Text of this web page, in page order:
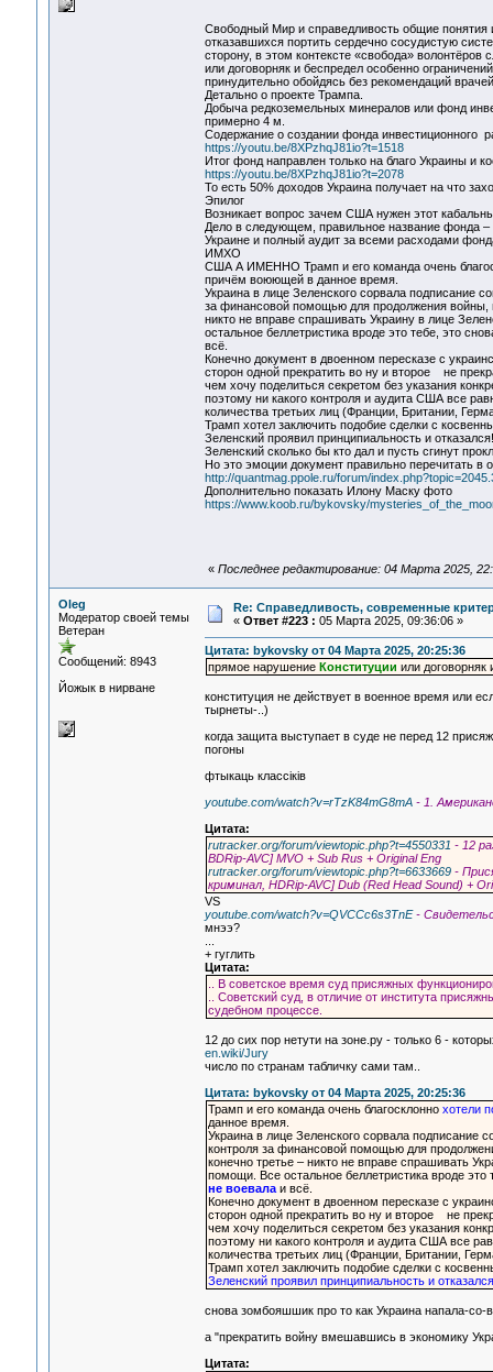
Свободный Мир и справедливость общие понятия
отказавшихся портить сердечно сосудистую
сторону, в этом контексте «свобода»
или договорняк и беспредел особенно
принудительно обойдясь без рекомендаций
Детально о проекте Трампа.
Добыча редкоземельных минералов или фонд
примерно 4 м.
Содержание о создании фонда инвестиционного
https://youtu.be/8XPzhqJ81io?t=1518
Итог фонд направлен только на благо Украины и
https://youtu.be/8XPzhqJ81io?t=2078
То есть 50% доходов Украина получает на что
Эпилог
Возникает вопрос зачем США нужен этот
Дело в следующем, правильное название фонда
Украине и полный аудит за всеми расходами
ИМХО
США А ИМЕННО Трамп и его команда очень
причём воюющей в данное время.
Украина в лице Зеленского сорвала подписание
за финансовой помощью для продолжения войны,
никто не вправе спрашивать Украину в лице
остальное беллетристика вроде это тебе, это
всё.
Конечно документ в двоенном пересказе с
сторон одной прекратить во ну и второе не
чем хочу поделиться секретом без указания
поэтому ни какого контроля и аудита США все
количества третьих лиц (Франции, Британии,
Трамп хотел заключить подобие сделки с
Зеленский проявил принципиальность и
Зеленский сколько бы кто дал и пусть сгинут
Но это эмоции документ правильно перечитать
http://quantmag.ppole.ru/forum/
Дополнительно показать Илону Маску фото
https://www.koob.ru/bykovsky/
« Последнее редактирование: 04 Марта 2025,
Oleg
Модератор своей темы
Ветеран
Сообщений: 8943
Йожык в нирване
Re: Справедливость, современные
« Ответ #223 : 05 Марта 2025, 09:36:06 »
Цитата: bykovsky от 04 Марта 2025, 20:25:36
прямое нарушение Конституции или договорняк
конституция не действует в военное время или
тырнеты-..)
когда защита выступает в суде не перед 12
погоны
фтыкаць классiкiв
youtube.com/watch?v=rTzK84mG8mA - 1.
Цитата:
rutracker.org/forum/viewtopic.php?t=4550331 - 12
BDRip-AVC] MVO + Sub Rus + Original Eng
rutracker.org/forum/viewtopic.php?t=6633669 -
криминал, HDRip-AVC] Dub (Red Head Sound) +
VS
youtube.com/watch?v=QVCCc6s3TnE -
мнээ?
+ гуглить
Цитата:
.. В советское время суд присяжных
.. Советский суд, в отличие от института
судебном процессе.
12 до сих пор нетути на зоне.ру - только 6 -
en.wiki/Jury
число по странам табличку сами там..
Цитата: bykovsky от 04 Марта 2025, 20:25:36
Трамп и его команда очень благосклонно хотели
данное время.
Украина в лице Зеленского сорвала подписание
контроля за финансовой помощью для
конечно третье – никто не вправе спрашивать
помощи. Все остальное беллетристика вроде это
не воевалаи всё.
Конечно документ в двоенном пересказе с
сторон одной прекратить во ну и второе не
чем хочу поделиться секретом без указания
поэтому ни какого контроля и аудита США все
количества третьих лиц (Франции, Британии,
Трамп хотел заключить подобие сделки с
Зеленский проявил принципиальность и
снова зомбояшшик про то как Украина напала-
а "прекратить войну вмешавшись в экономику
Цитата: